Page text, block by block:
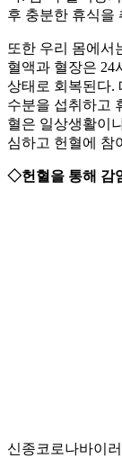
후 충분한 휴식을
또한 우리 몸에서
혈액과 혈장은 24
상태로 회복된다.
수분을 섭취하고
혈은 일상생활이
심하고 헌혈에 참
◇헌혈을 통해 감
신종코로나바이